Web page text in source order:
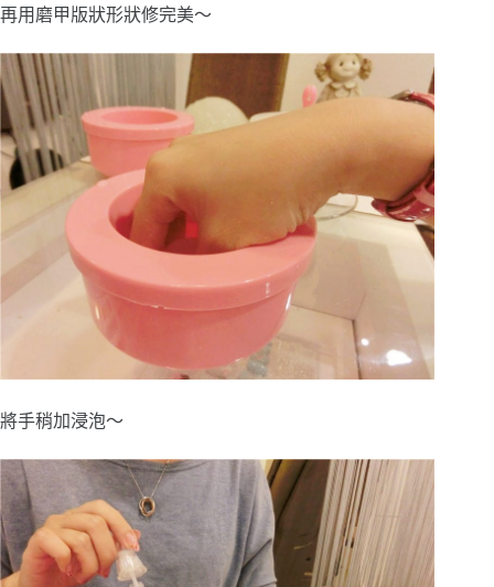
再用磨甲版狀形狀修完美～
將手稍加浸泡～